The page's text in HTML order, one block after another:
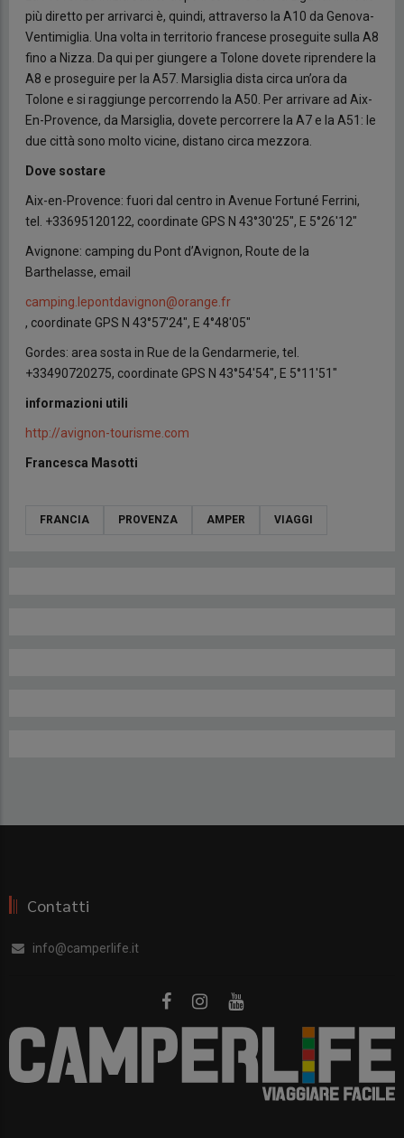
più diretto per arrivarci è, quindi, attraverso la A10 da Genova-
Ventimiglia. Una volta in territorio francese proseguite sulla A8
fino a Nizza. Da qui per giungere a Tolone dovete riprendere la
A8 e proseguire per la A57. Marsiglia dista circa un’ora da
Tolone e si raggiunge percorrendo la A50. Per arrivare ad Aix-
En-Provence, da Marsiglia, dovete percorrere la A7 e la A51: le
due città sono molto vicine, distano circa mezzora.
Dove sostare
Aix-en-Provence: fuori dal centro in Avenue Fortuné Ferrini,
tel. +33695120122, coordinate GPS N 43°30'25", E 5°26'12"
Avignone: camping du Pont d’Avignon, Route de la
Barthelasse, email
camping.lepontdavignon@orange.fr
, coordinate GPS N 43°57'24", E 4°48'05"
Gordes: area sosta in Rue de la Gendarmerie, tel.
+33490720275, coordinate GPS N 43°54'54", E 5°11'51"
informazioni utili
http://avignon-tourisme.com
Francesca Masotti
FRANCIA PROVENZA AMPER VIAGGI
Contatti
info@camperlife.it